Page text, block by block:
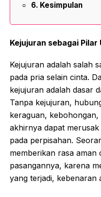
Kesimpulan
Kejujuran sebagai Pilar
Kejujuran adalah salah
pada pria selain cinta.
kejujuran adalah dasar
Tanpa kejujuran,
keraguan,
akhirnya dapat
pada perpisahan.
memberikan rasa aman
pasangannya, karena
yang terjadi, kebenaran